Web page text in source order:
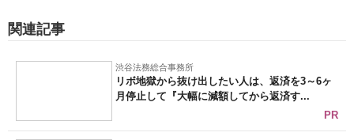
関連記事
渋谷法務総合事務所
リボ地獄から抜け出したい人は、返済を3～6ヶ
月停止して『大幅に減額してから返済す...
PR